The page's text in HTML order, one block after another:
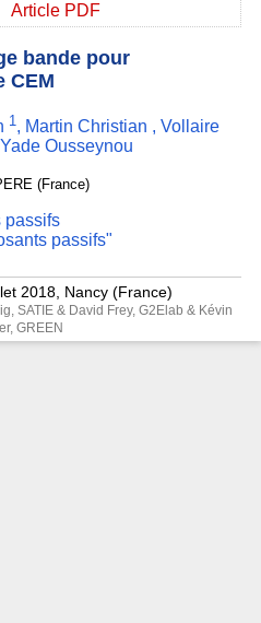
Article PDF
bande pour
CEM
1, Martin Christian , Vollaire
Yade Ousseynou
(France)
passifs
passifs"
2018, Nancy (France)
SATIE & David Frey, G2Elab & Kévin
GREEN